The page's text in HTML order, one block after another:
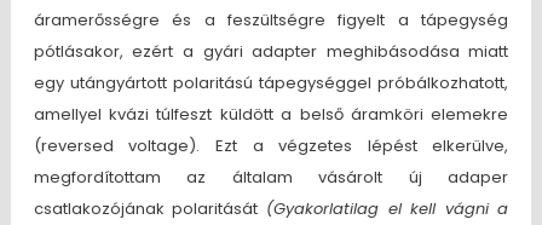
áramerősségre és a feszültségre figyelt a tápegység
pótlásakor, ezért a gyári adapter meghibásodása miatt
egy utángyártott polaritású tápegységgel próbálkozhatott,
amellyel kvázi túlfeszt küldött a belső áramköri elemekre
(reversed voltage). Ezt a végzetes lépést elkerülve,
megfordítottam az általam vásárolt új adaper
csatlakozójának polaritását (Gyakorlatilag el kell vágni a